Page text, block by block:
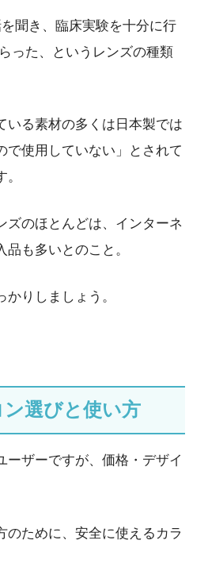
聞き、臨床実験を十分に行
った、というレンズの種類
いる素材の多くは日本製では
で使用していない」とされて
ズのほとんどは、インターネ
も多いとのこと。
りしましょう。
選びと使い方
ザーですが、価格・デザイ
のために、安全に使えるカラ